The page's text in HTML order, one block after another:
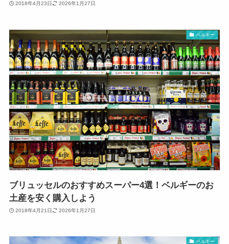
2018年4月23日 2026年1月27日
ベルギー
ブリュッセルのおすすめスーパー4選！ベルギーのお
土産を安く購入しよう
2018年4月21日 2026年1月27日
ベルギー